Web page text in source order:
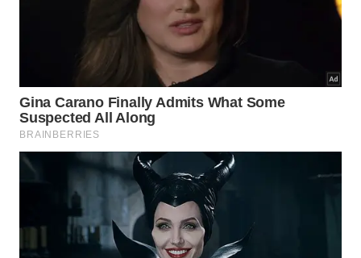
Falo com uma banda e tenho outro não.
E voilà!